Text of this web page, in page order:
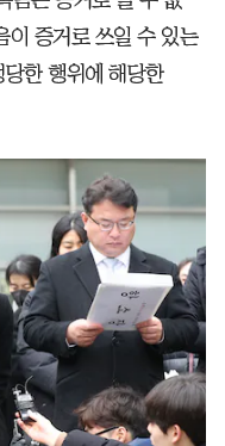
이 증거로 쓰일 수 있는
한 행위에 해당한